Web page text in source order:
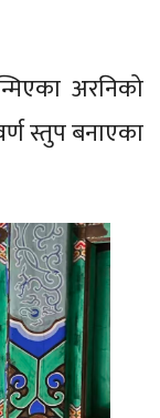
अरनिको
स्तुप बनाएका